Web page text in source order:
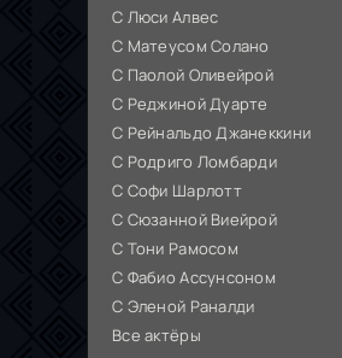
С Люси Алвес
С Матеусом Солано
С Паолой Оливейрой
С Реджиной Дуарте
С Рейнальдо Джанеккини
С Родриго Ломбарди
С Софи Шарлотт
С Сюзанной Виейрой
С Тони Рамосом
С Фабио Ассунсоном
С Эленой Раналди
Все актёры